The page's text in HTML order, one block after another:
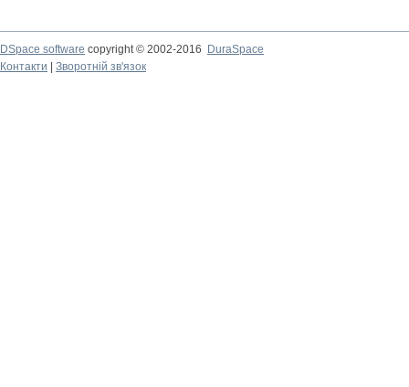
DSpace software copyright © 2002-2016
DuraSpace
Контакти
Зворотній зв'язок